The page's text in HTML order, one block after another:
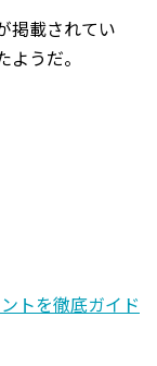
掲載されてい
うだ。
トを徹底ガイド